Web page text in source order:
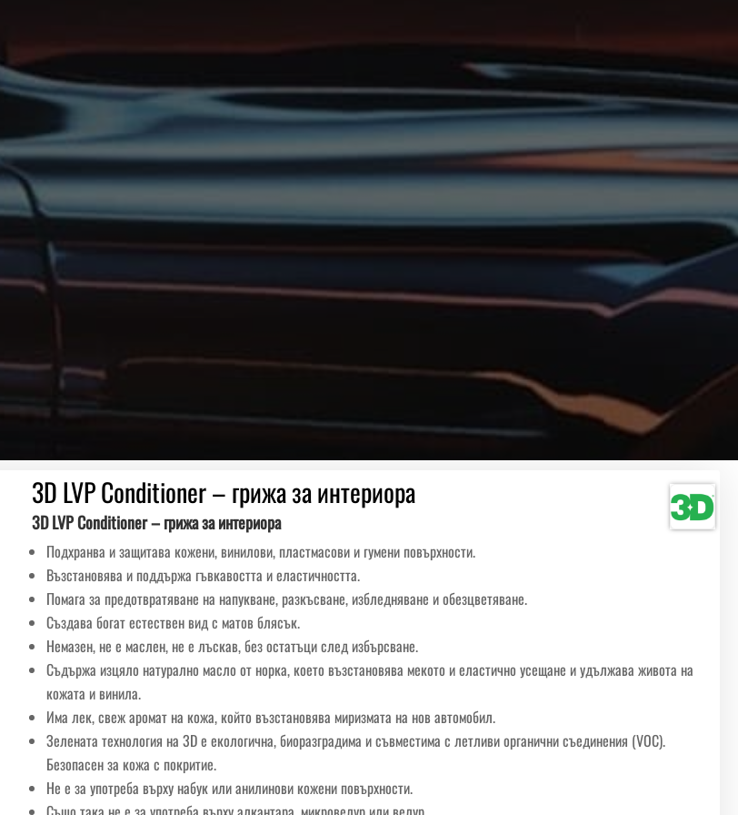
3D LVP Conditioner – грижа за интериора
3D LVP Conditioner – грижа за интериора
Подхранва и защитава кожени, винилови, пластмасови и гумени повърхности.
Възстановява и поддържа гъвкавостта и еластичността.
Помага за предотвратяване на напукване, разкъсване, избледняване и обезцветяване.
Създава богат естествен вид с матов блясък.
Немазен, не е маслен, не е лъскав, без остатъци след избърсване.
Съдържа изцяло натурално масло от норка, което възстановява мекото и еластично усещане и удължава живота на
кожата и винила.
Има лек, свеж аромат на кожа, който възстановява миризмата на нов автомобил.
Зелената технология на 3D е екологична, биоразградима и съвместима с летливи органични съединения (VOC).
Безопасен за кожа с покритие.
Не е за употреба върху набук или анилинови кожени повърхности.